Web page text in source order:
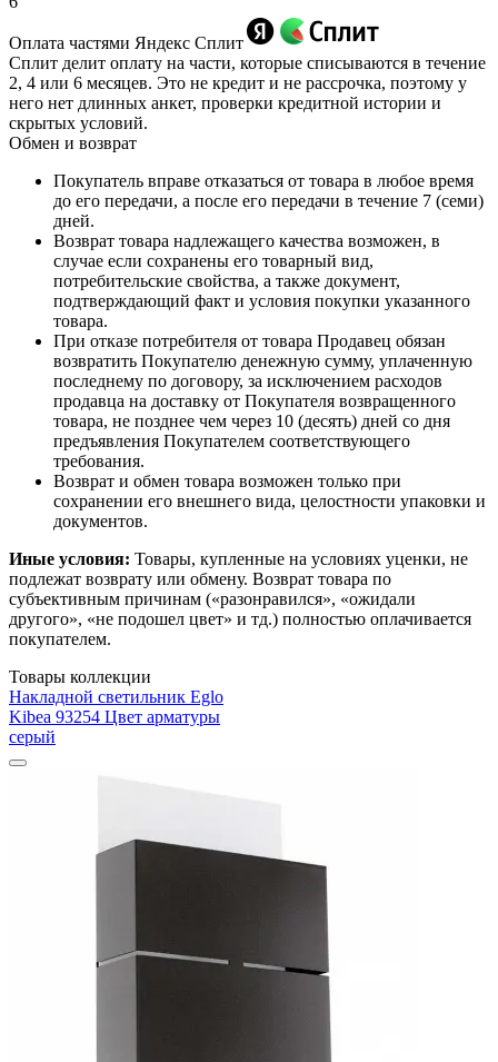
Оплата частями Яндекс Сплит
Сплит делит оплату на части, которые списываются в течение
2, 4 или 6 месяцев. Это не кредит и не рассрочка, поэтому у
него нет длинных анкет, проверки кредитной истории и
скрытых условий.
Обмен и возврат
Покупатель вправе отказаться от товара в любое время
до его передачи, а после его передачи в течение 7 (семи)
дней.
Возврат товара надлежащего качества возможен, в
случае если сохранены его товарный вид,
потребительские свойства, а также документ,
подтверждающий факт и условия покупки указанного
товара.
При отказе потребителя от товара Продавец обязан
возвратить Покупателю денежную сумму, уплаченную
последнему по договору, за исключением расходов
продавца на доставку от Покупателя возвращенного
товара, не позднее чем через 10 (десять) дней со дня
предъявления Покупателем соответствующего
требования.
Возврат и обмен товара возможен только при
сохранении его внешнего вида, целостности упаковки и
документов.
Иные условия: Товары, купленные на условиях уценки, не
подлежат возврату или обмену. Возврат товара по
субъективным причинам («разонравился», «ожидали
другого», «не подошел цвет» и тд.) полностью оплачивается
покупателем.
Товары коллекции
Накладной светильник Eglo
Kibea 93254 Цвет арматуры
серый